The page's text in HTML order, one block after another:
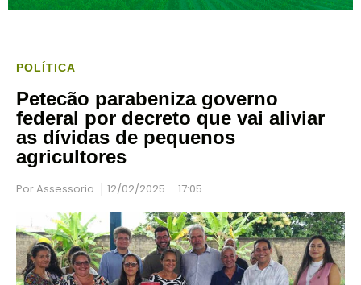
POLÍTICA
Petecão parabeniza governo
federal por decreto que vai aliviar
as dívidas de pequenos
agricultores
PorAssessoria 12/02/2025 17:05